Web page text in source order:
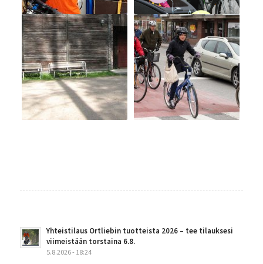
Yhteistilaus Ortliebin tuotteista 2026 – tee tilauksesi
viimeistään torstaina 6.8.
5.8.2026 - 18:24